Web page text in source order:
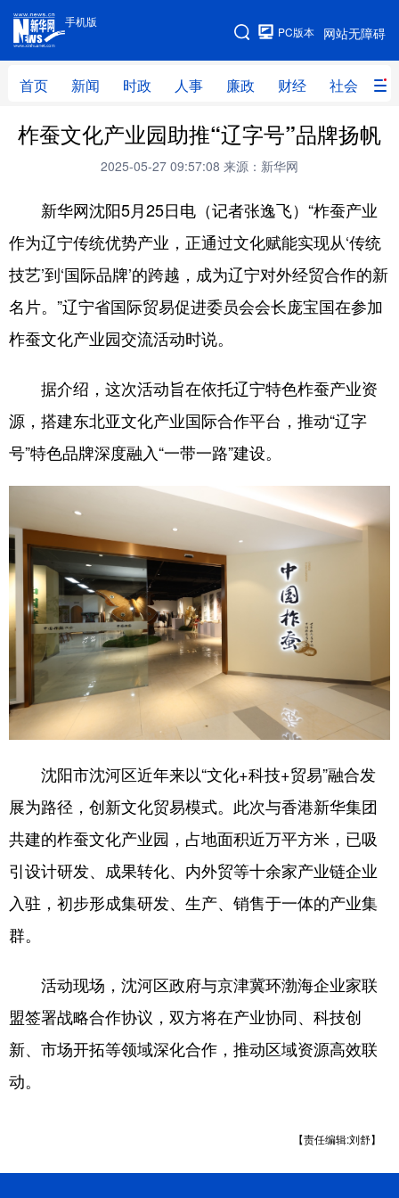
手机版
网站无障碍
PC版本
首页 新闻 时政 人事 廉政 财经 社会 科
手机版
网站地图
首页 新闻 时政 人事
财经 社会
文化 教育 健康 旅游
体育 视频 直播 无人机
地方频道
辽宁 吉林 上海 江苏
浙江 安徽 福建 江西
山东 河南 湖北
海南
四川 贵州 云南 西藏
陕西 甘肃 青海
新疆 内蒙古
多语种频道
English Español Français عربى
Deutsch Português
柞蚕文化产业园助推“辽字号”品牌扬帆
2025-05-27 09:57:08 来源：新华网
新华网沈阳5月25日电（记者张逸飞）“柞蚕产业
作为辽宁传统优势产业，正通过文化赋能实现从‘传统
技艺’到‘国际品牌’的跨越，成为辽宁对外经贸合作的新
名片。”辽宁省国际贸易促进委员会会长庞宝国在参加
柞蚕文化产业园交流活动时说。
据介绍，这次活动旨在依托辽宁特色柞蚕产业资
源，搭建东北亚文化产业国际合作平台，推动“辽字
号”特色品牌深度融入“一带一路”建设。
沈阳市沈河区近年来以“文化+科技+贸易”融合发
展为路径，创新文化贸易模式。此次与香港新华集团
共建的柞蚕文化产业园，占地面积近万平方米，已吸
引设计研发、成果转化、内外贸等十余家产业链企业
入驻，初步形成集研发、生产、销售于一体的产业集
群。
活动现场，沈河区政府与京津冀环渤海企业家联
盟签署战略合作协议，双方将在产业协同、科技创
新、市场开拓等领域深化合作，推动区域资源高效联
动。
【责任编辑:刘舒】